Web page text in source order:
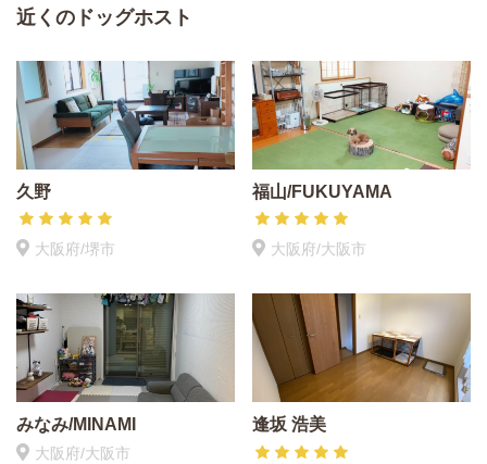
近くのドッグホスト
久野
大阪府/堺市
福山/FUKUYAMA
大阪府/大阪市
みなみ/MINAMI
大阪府/大阪市
逢坂 浩美